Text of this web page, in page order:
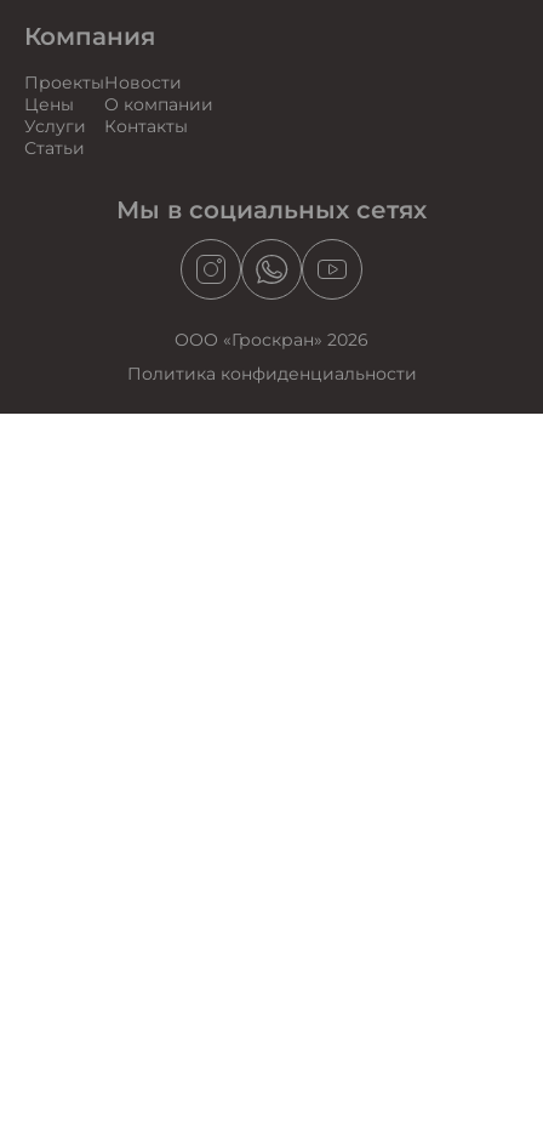
Компания
Проекты
Цены
Услуги
Статьи
Новости
О компании
Контакты
Мы в социальных сетях
ООО «Гроскран» 2026
Политика конфиденциальности